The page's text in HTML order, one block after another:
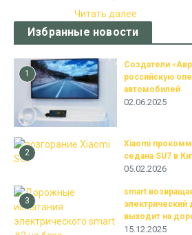
Читать далее
Избранные новости
1
Создатели
российскую
автомобилей
02.06.2025
2
Xiaomi
седана SU7 в
05.02.2026
3
smart
выходит на
15.12.2025